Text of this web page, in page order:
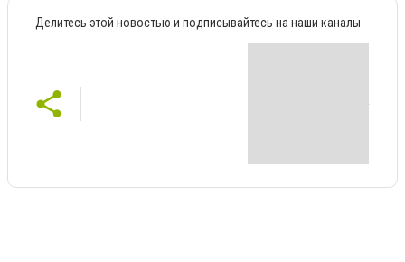
Делитесь этой новостью и подписывайтесь на наши каналы